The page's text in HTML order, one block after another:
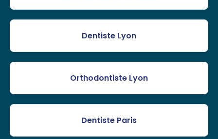
Dentiste Lyon
Orthodontiste Lyon
Dentiste Paris